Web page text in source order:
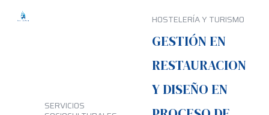
SERVICIOS
HOSTELERÍA Y TURISMO
GESTIÓN EN
RESTAURACION
Y DISEÑO EN